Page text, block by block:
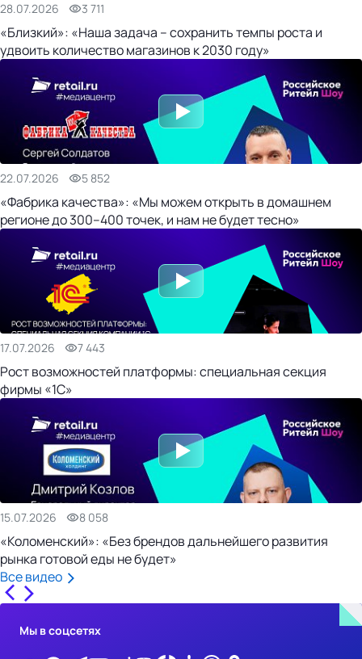
28.07.2026 3 711
«Близкий»: «Наша задача – сохранить темпы роста и
удвоить количество магазинов к 2030 году»
22.07.2026 5 852
«Фабрика качества»: «Мы можем открыть в домашнем
регионе до 300–400 точек, и нам не будет тесно»
17.07.2026 7 443
Рост возможностей платформы: специальная секция
фирмы «1С»
15.07.2026 8 058
«Коломенский»: «Без брендов дальнейшего развития
рынка готовой еды не будет»
Все видео
Мы в соцсетях